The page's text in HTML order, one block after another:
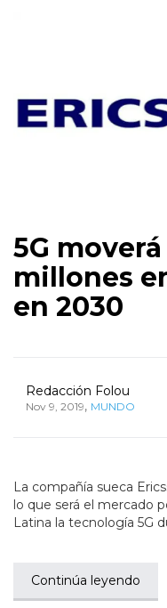
5G moverá
millones
en 2030
Redacción Folou
Nov 9, 2019, MUNDO
La compañía sueca
lo que será el mercado
Latina la tecnología 5G
Continúa leyendo